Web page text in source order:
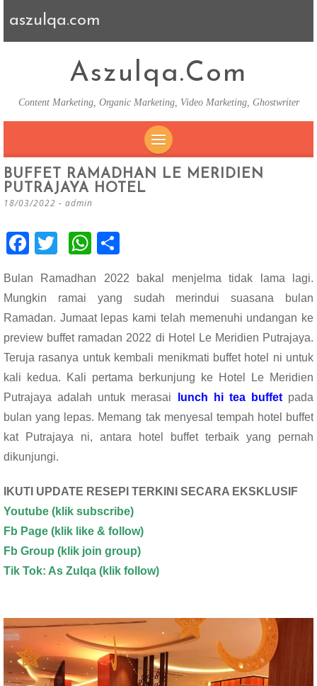
aszulqa.com
Aszulqa.com
Content Marketing, Organic Marketing, Video Marketing, Ghostwriter
SKIP TO CONTENT
BUFFET RAMADHAN LE MERIDIEN
PUTRAJAYA HOTEL
18/03/2022 - admin
F
ac
e
b
o
o
k
T
wi
tt
er
W
at
s
A
p
p
h
ar
e
Bulan Ramadhan 2022 bakal menjelma tidak lama lagi.
Mungkin ramai yang sudah merindui suasana bulan
Ramadan. Jumaat lepas kami telah memenuhi undangan ke
preview buffet ramadan 2022 di Hotel Le Meridien Putrajaya.
Teruja rasanya untuk kembali menikmati buffet hotel ni untuk
kali kedua. Kali pertama berkunjung ke Hotel Le Meridien
Putrajaya adalah untuk merasai
lunch hi tea buffetpada
bulan yang lepas. Memang tak menyesal tempah hotel buffet
kat Putrajaya ni, antara hotel buffet terbaik yang pernah
dikunjungi.
IKUTI UPDATE RESEPI TERKINI SECARA EKSKLUSIF
Youtube (klik subscribe)
Fb Page (klik like & follow)
Fb Group (klik join group)
Tik Tok: As Zulqa (klik follow)